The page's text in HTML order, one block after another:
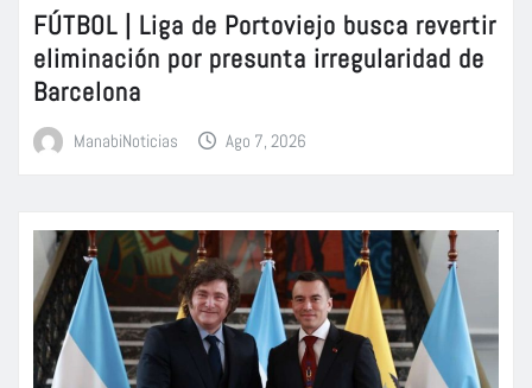
FÚTBOL | Liga de Portoviejo busca revertir
eliminación por presunta irregularidad de
Barcelona
ManabiNoticias Ago 7, 2026